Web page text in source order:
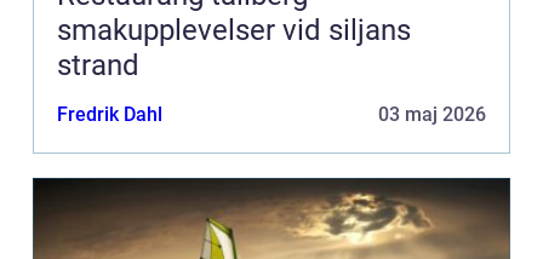
smakupplevelser vid siljans
strand
Fredrik Dahl 03 maj 2026